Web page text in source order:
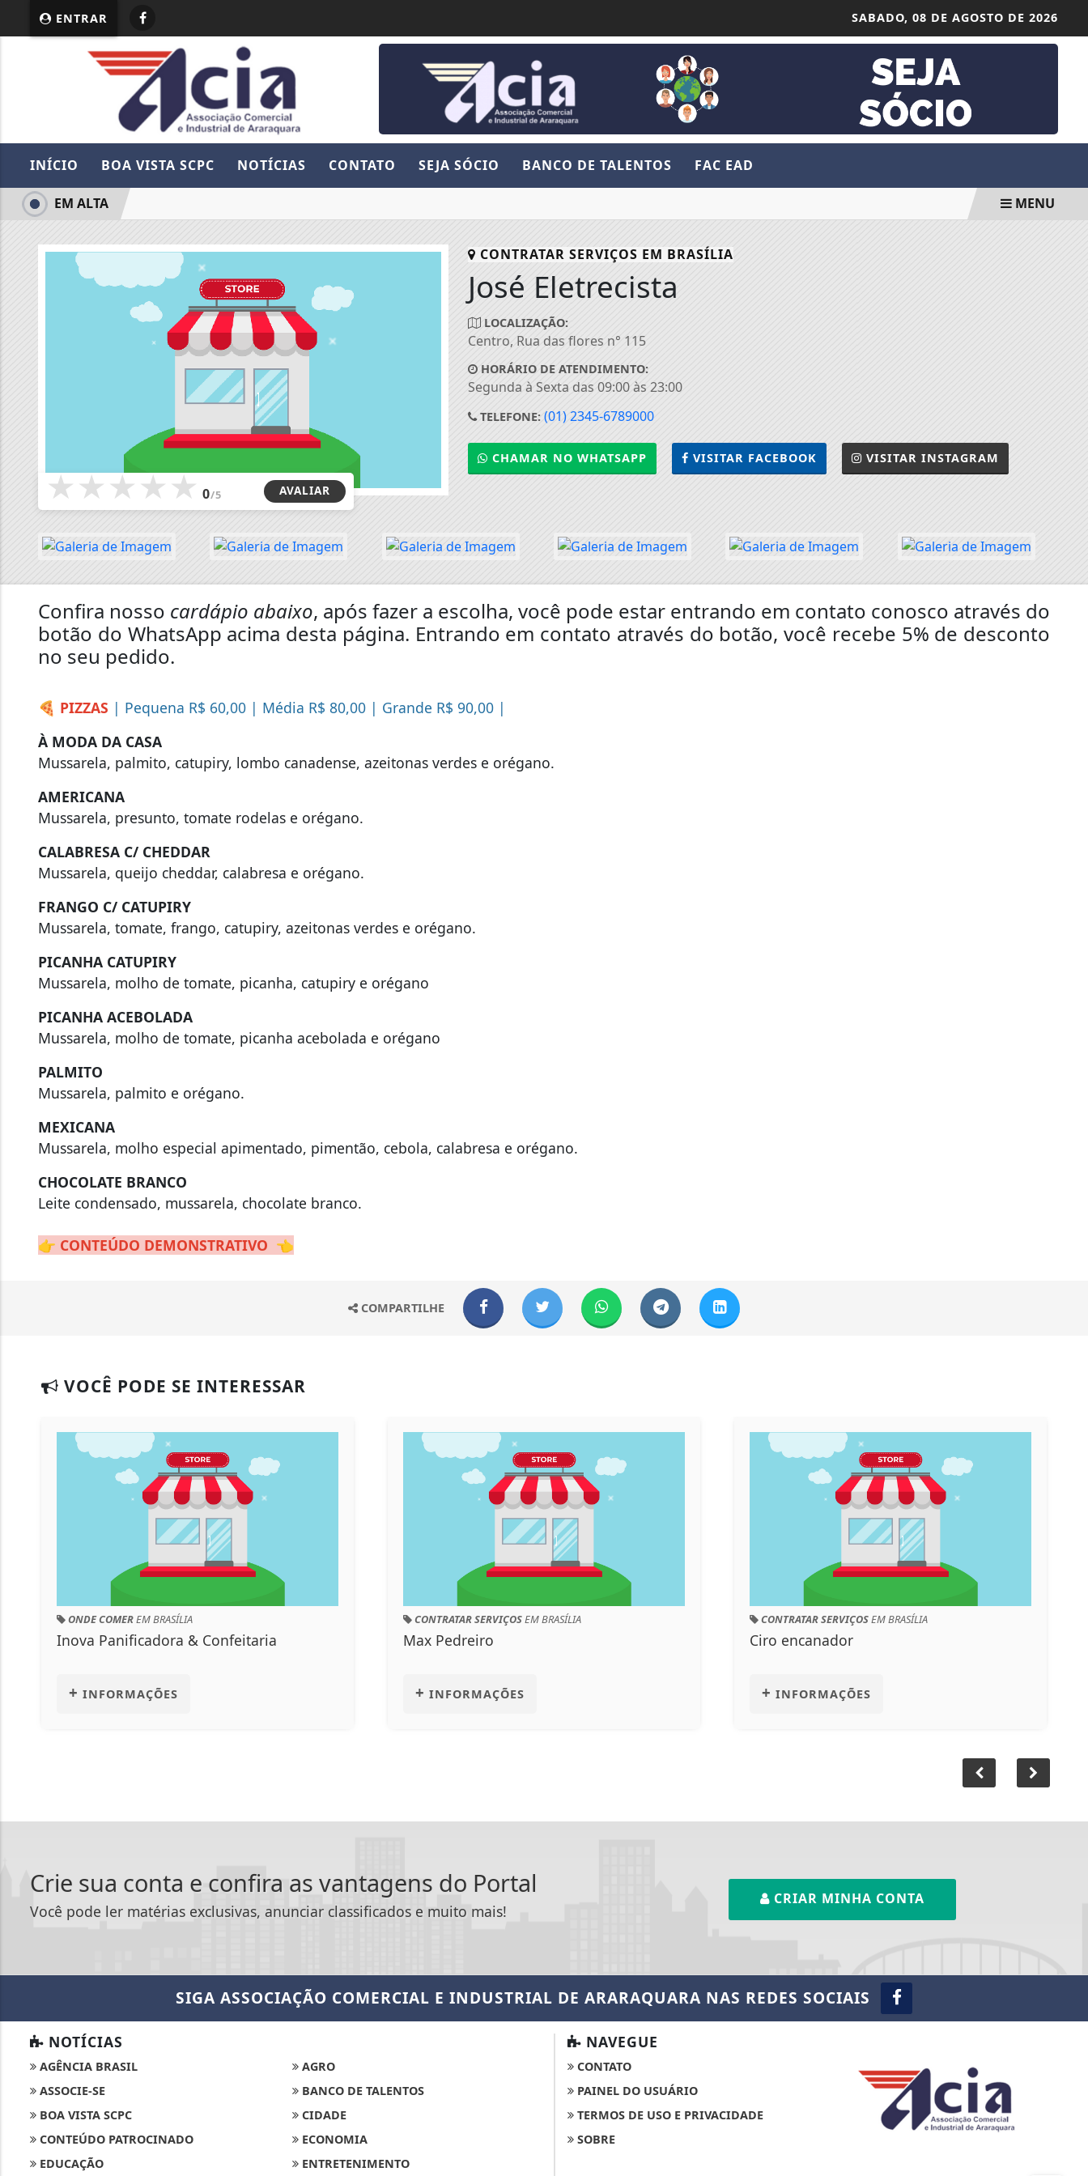
ENTRAR SABADO, 08 DE AGOSTO DE 2026
INÍCIO BOA VISTA SCPC NOTÍCIAS CONTATO SEJA SÓCIO BANCO DE TALENTOS FAC EAD
EM ALTA MENU
★ ★ ★ ★ ★ 0/5 AVALIAR
CONTRATAR SERVIÇOS EM BRASÍLIA
José Eletrecista
LOCALIZAÇÃO:
Centro, Rua das flores n° 115
HORÁRIO DE ATENDIMENTO:
Segunda à Sexta das 09:00 às 23:00
TELEFONE: (01) 2345-6789000
CHAMAR NO WHATSAPP VISITAR FACEBOOK VISITAR INSTAGRAM
Confira nosso cardápio abaixo, após fazer a escolha, você pode estar entrando em contato conosco através do
botão do WhatsApp acima desta página. Entrando em contato através do botão, você recebe 5% de desconto
no seu pedido.
🍕 PIZZAS | Pequena R$ 60,00 | Média R$ 80,00 | Grande R$ 90,00 |
À MODA DA CASA
Mussarela, palmito, catupiry, lombo canadense, azeitonas verdes e orégano.
AMERICANA
Mussarela, presunto, tomate rodelas e orégano.
CALABRESA C/ CHEDDAR
Mussarela, queijo cheddar, calabresa e orégano.
FRANGO C/ CATUPIRY
Mussarela, tomate, frango, catupiry, azeitonas verdes e orégano.
PICANHA CATUPIRY
Mussarela, molho de tomate, picanha, catupiry e orégano
PICANHA ACEBOLADA
Mussarela, molho de tomate, picanha acebolada e orégano
PALMITO
Mussarela, palmito e orégano.
MEXICANA
Mussarela, molho especial apimentado, pimentão, cebola, calabresa e orégano.
CHOCOLATE BRANCO
Leite condensado, mussarela, chocolate branco.
👉 CONTEÚDO DEMONSTRATIVO 👈
COMPARTILHE
VOCÊ PODE SE INTERESSAR
ONDE COMEREM BRASÍLIA
Inova Panificadora & Confeitaria
+ INFORMAÇÕES
CONTRATAR SERVIÇOSEM BRASÍLIA
Max Pedreiro
+ INFORMAÇÕES
CONTRATAR SERVIÇOSEM BRASÍLIA
Ciro encanador
+ INFORMAÇÕES
Crie sua conta e confira as vantagens do Portal
Você pode ler matérias exclusivas, anunciar classificados e muito mais!
CRIAR MINHA CONTA
SIGA ASSOCIAÇÃO COMERCIAL E INDUSTRIAL DE ARARAQUARA NAS REDES SOCIAIS
NOTÍCIAS
AGÊNCIA BRASIL
AGRO
ASSOCIE-SE
BANCO DE TALENTOS
BOA VISTA SCPC
CIDADE
CONTEÚDO PATROCINADO
ECONOMIA
EDUCAÇÃO
ENTRETENIMENTO
NAVEGUE
CONTATO
PAINEL DO USUÁRIO
TERMOS DE USO E PRIVACIDADE
SOBRE